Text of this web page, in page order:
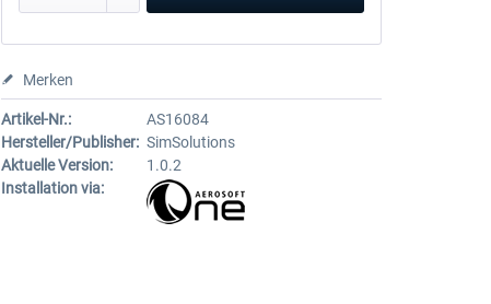
Merken
Artikel-Nr.:
AS16084
Hersteller/Publisher: SimSolutions
Aktuelle Version:
1.0.2
Installation via: